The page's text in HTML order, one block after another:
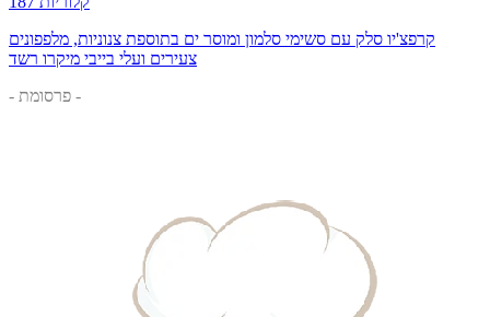
קרפצ'יו סלק עם סשימי סלמון ומוסר ים בתוספת צנוניות, מלפפונים
צעירים ועלי בייבי מיקרו רשד
- פרסומת -